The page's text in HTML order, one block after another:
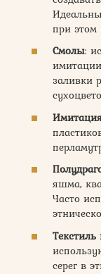
при этом
Смолы:
заливки
яшма,
Часто
серег в